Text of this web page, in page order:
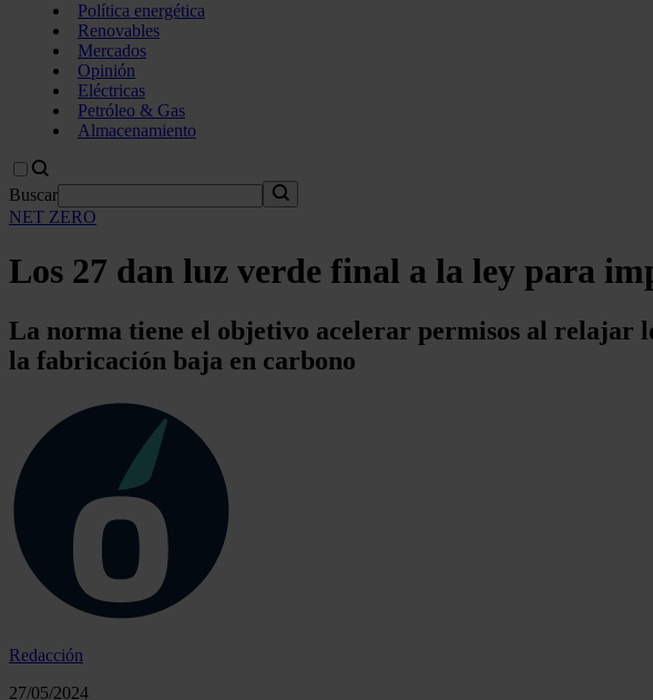
Política energética
Renovables
Mercados
Opinión
Eléctricas
Petróleo & Gas
Almacenamiento
Buscar
NET ZERO
Los 27 dan luz verde final a la ley para
La norma tiene el objetivo acelerar permisos al relajar
la fabricación baja en carbono
Redacción
27/05/2024